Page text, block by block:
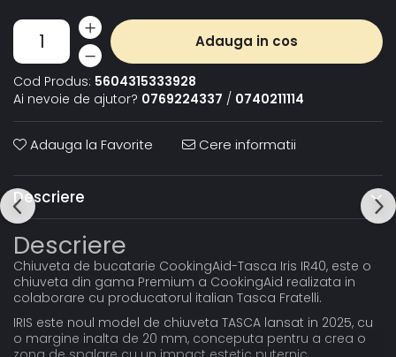
Adauga in cos
Cod Produs: 5604315333928
Ai nevoie de ajutor? 0769224337 / 0740211114
Adauga la Favorite Cere informatii
Descriere
Descriere
Chiuveta de bucatarie CookingAid-Tasca Iris IR40, este o
chiuveta din gama Premium a CookingAid realizata in
colaborare cu producatorul italian Tasca Fratelli.
IRIS este noul model de chiuveta TASCA lansat in 2025, cu
o margine inalta de 20 mm, conceputa pentru a crea o